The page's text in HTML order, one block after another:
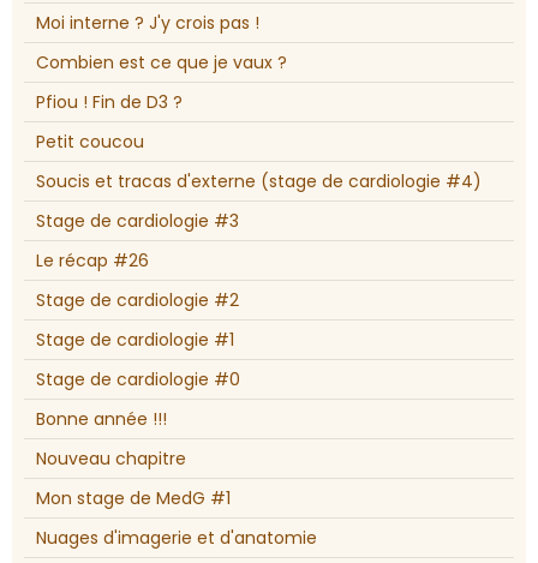
Moi interne ? J'y crois pas !
Combien est ce que je vaux ?
Pfiou ! Fin de D3 ?
Petit coucou
Soucis et tracas d'externe (stage de cardiologie #4)
Stage de cardiologie #3
Le récap #26
Stage de cardiologie #2
Stage de cardiologie #1
Stage de cardiologie #0
Bonne année !!!
Nouveau chapitre
Mon stage de MedG #1
Nuages d'imagerie et d'anatomie